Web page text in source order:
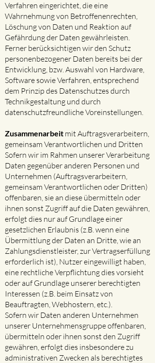
Verfahren eingerichtet, die eine
Wahrnehmung von Betroffenenrechten,
Löschung von Daten und Reaktion auf
Gefährdung der Daten gewährleisten.
Ferner berücksichtigen wir den Schutz
personenbezogener Daten bereits bei der
Entwicklung, bzw. Auswahl von Hardware,
Software sowie Verfahren, entsprechend
dem Prinzip des Datenschutzes durch
Technikgestaltung und durch
datenschutzfreundliche Voreinstellungen.
Zusammenarbeit mit Auftragsverarbeitern,
gemeinsam Verantwortlichen und Dritten
Sofern wir im Rahmen unserer Verarbeitung
Daten gegenüber anderen Personen und
Unternehmen (Auftragsverarbeitern,
gemeinsam Verantwortlichen oder Dritten)
offenbaren, sie an diese übermitteln oder
ihnen sonst Zugriff auf die Daten gewähren,
erfolgt dies nur auf Grundlage einer
gesetzlichen Erlaubnis (z.B. wenn eine
Übermittlung der Daten an Dritte, wie an
Zahlungsdienstleister, zur Vertragserfüllung
erforderlich ist), Nutzer eingewilligt haben,
eine rechtliche Verpflichtung dies vorsieht
oder auf Grundlage unserer berechtigten
Interessen (z.B. beim Einsatz von
Beauftragten, Webhostern, etc.).
Sofern wir Daten anderen Unternehmen
unserer Unternehmensgruppe offenbaren,
übermitteln oder ihnen sonst den Zugriff
gewähren, erfolgt dies insbesondere zu
administrativen Zwecken als berechtigtes